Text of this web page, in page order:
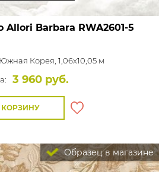
Allori Barbara RWA2601-5
Южная Корея, 1,06x10,05 м
3 960 руб.
КОРЗИНУ
Образец в магазине